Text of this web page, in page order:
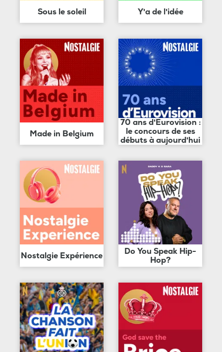
Sous le soleil Y'a de l'idée
Made in Belgium
70 ans d'Eurovision :
le concours de ses
débuts à aujourd'hui
Nostalgie Expérience
Do You Speak Hip-
Hop?